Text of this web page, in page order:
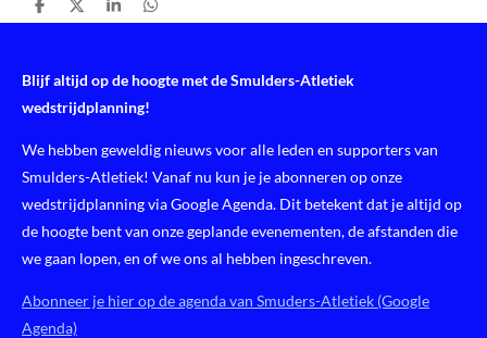
D
e
n
D
e
S
h
e
D
e
n
Blijf altijd op de hoogte met de Smulders-Atletiek
wedstrijdplanning!
We hebben geweldig nieuws voor alle leden en supporters van
Smulders-Atletiek! Vanaf nu kun je je abonneren op onze
wedstrijdplanning via Google Agenda. Dit betekent dat je altijd op
de hoogte bent van onze geplande evenementen, de afstanden die
we gaan lopen, en of we ons al hebben ingeschreven.
Abonneer je hier op de agenda van Smuders-Atletiek (Google
Agenda)